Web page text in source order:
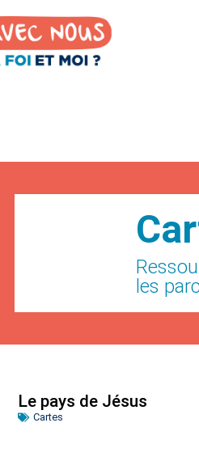
les
Le pays de Jésus
Cartes